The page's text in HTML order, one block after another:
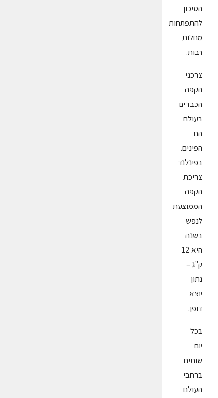
הסיכון
להתפתחות
מחלות
רבות.
צרכני
הקפה
הכבדים
בעולם
הם
הפינים.
בפינלנד
צריכת
הקפה
הממוצעת
לנפש
בשנה
היא 12
ק"ג –
נתון
יוצא
דופן.
בכל
יום
שותים
ברחבי
העולם